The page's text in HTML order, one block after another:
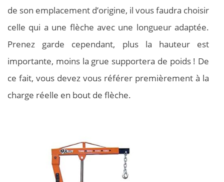
de son emplacement d’origine, il vous faudra choisir
celle qui a une flèche avec une longueur adaptée.
Prenez garde cependant, plus la hauteur est
importante, moins la grue supportera de poids ! De
ce fait, vous devez vous référer premièrement à la
charge réelle en bout de flèche.